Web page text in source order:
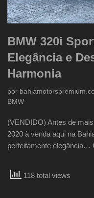
BMW 320i
Elegância e
Harmonia
por
BMW
(VENDIDO) Antes de
2020 à venda aqui na
perfeitamente elegância…
118 total views